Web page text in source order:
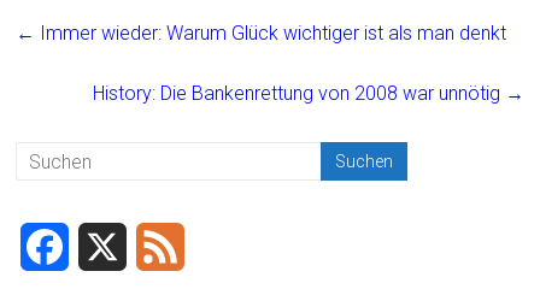
ce
o
ai t
e
← Immer wieder: Warum Glück wichtiger ist als man denkt
History: Die Bankenrettung von 2008 war unnötig →